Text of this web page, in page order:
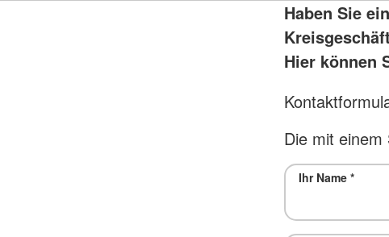
Haben Sie
Hier können
Die mit
Ihr Name*